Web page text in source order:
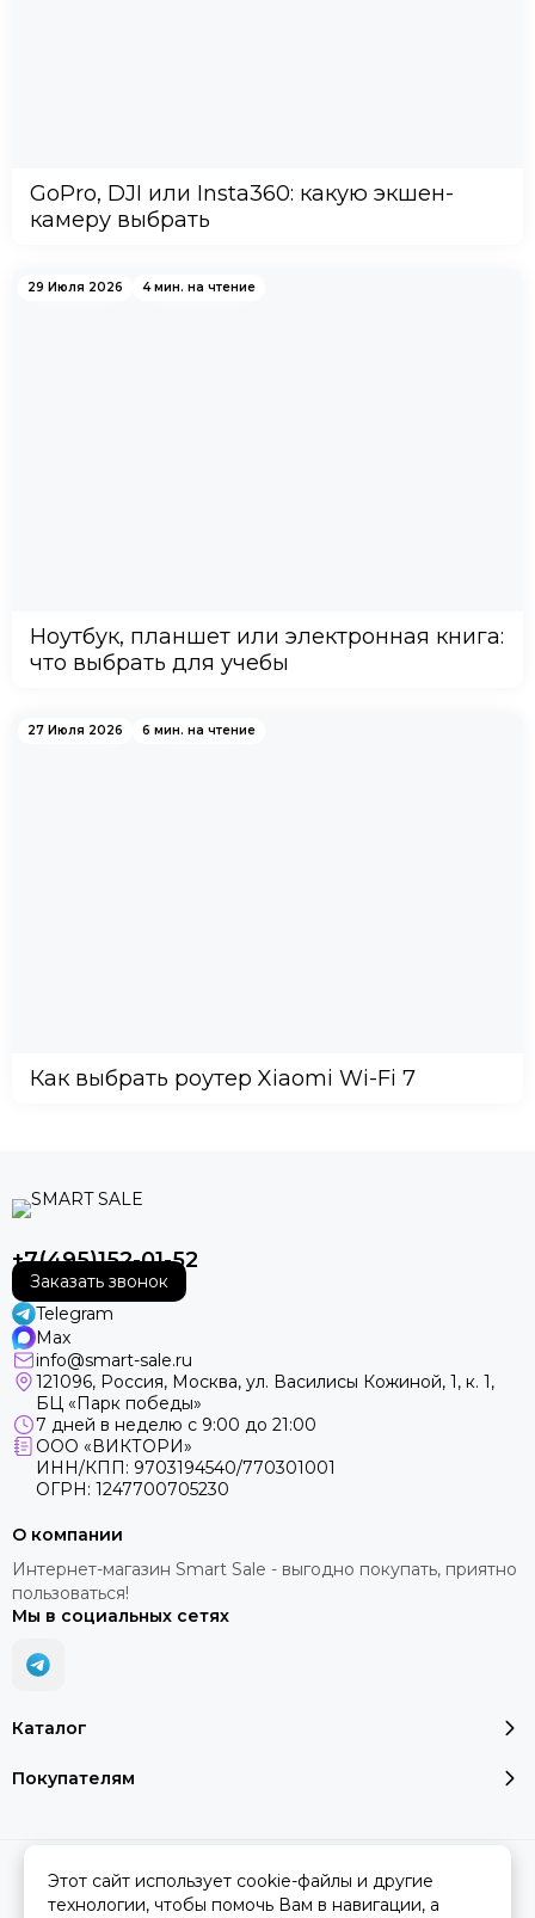
GoPro, DJI или Insta360: какую экшен-
камеру выбрать
29 Июля 2026 4 мин. на чтение
Ноутбук, планшет или электронная книга:
что выбрать для учебы
27 Июля 2026 6 мин. на чтение
Как выбрать роутер Xiaomi Wi-Fi 7
+7(495)152-01-52
Заказать звонок
Telegram
Max
info@smart-sale.ru
121096, Россия, Москва, ул. Василисы Кожиной, 1, к. 1,
БЦ «Парк победы»
7 дней в неделю с 9:00 до 21:00
ООО «ВИКТОРИ»
ИНН/КПП: 9703194540/770301001
ОГРН: 1247700705230
Каталог
Покупателям
О компании
Интернет-магазин Smart Sale - выгодно покупать, приятно
пользоваться!
Мы в социальных сетях
2026 © SMART SALE.Карта сайта
Этот сайт использует cookie-файлы и другие
технологии, чтобы помочь Вам в навигации, а